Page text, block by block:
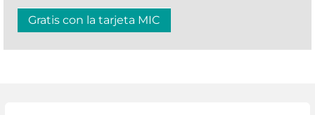
Gratis con la tarjeta MIC